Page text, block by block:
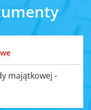
majątkowej -